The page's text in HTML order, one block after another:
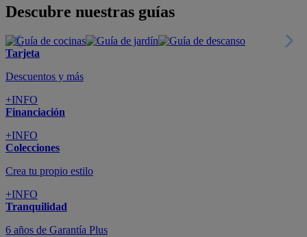
Descubre nuestras guías
Tarjeta
Descuentos y más
+INFO
Financiación
+INFO
Colecciones
Crea tu propio estilo
+INFO
Tranquilidad
6 años de Garantía Plus